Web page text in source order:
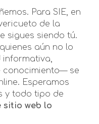
Para SIE, en
de la
sigues siendo tú.
aún no lo
conocimiento— se
Esperamos
y todo tipo de
sitio web lo